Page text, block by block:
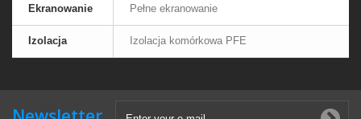
Ekranowanie Pełne ekranowanie
Izolacja Izolacja komórkowa PFE